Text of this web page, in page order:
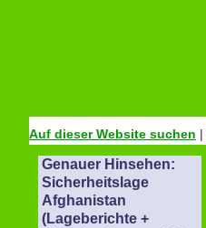
Auf dieser Website suchen |
Genauer Hinsehen:
Sicherheitslage
Afghanistan
(Lageberichte +